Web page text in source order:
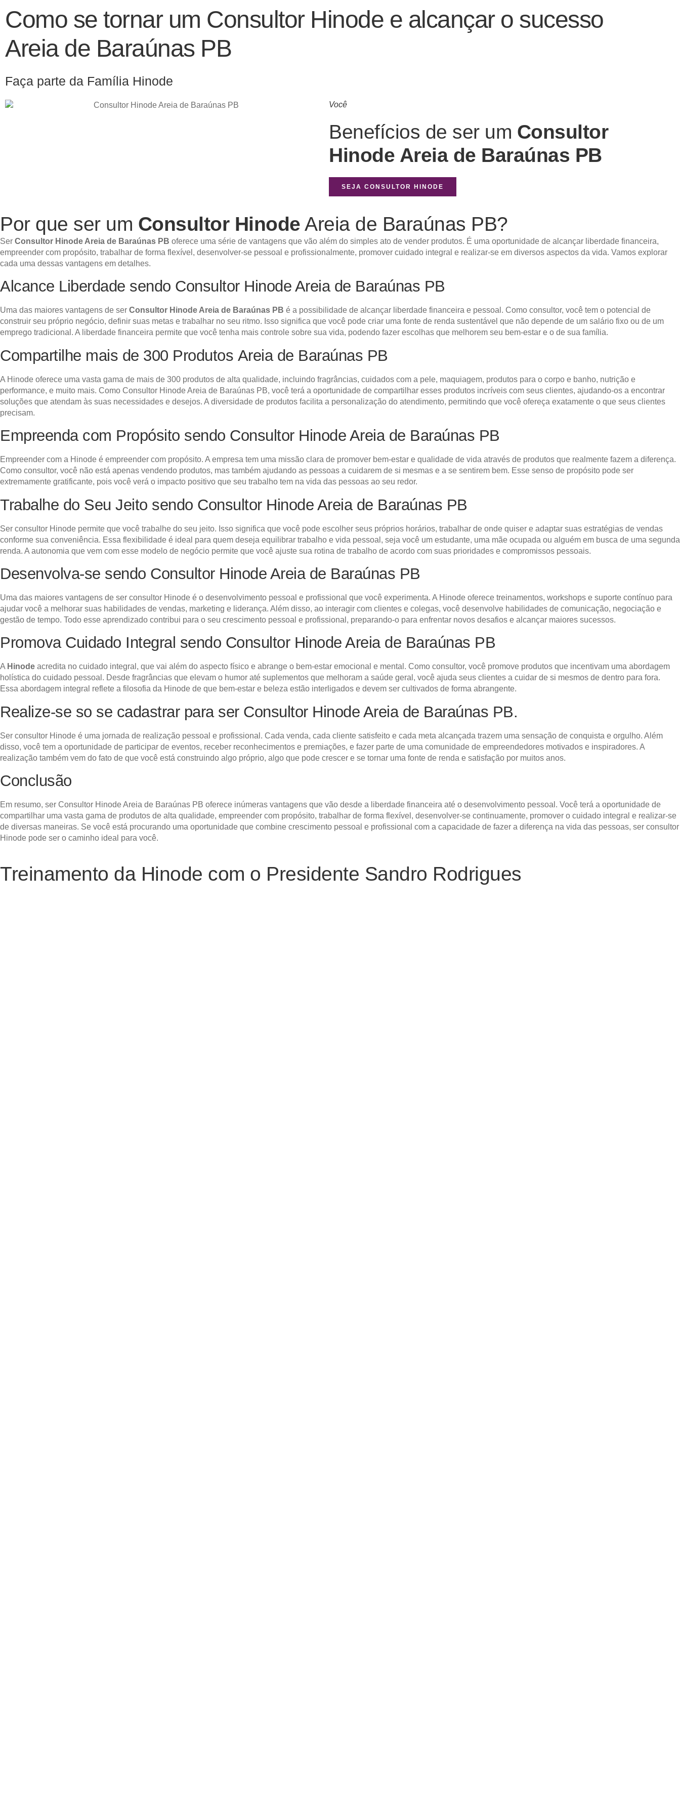
Como se tornar um Consultor Hinode e alcançar o sucesso
Areia de Baraúnas PB
Faça parte da Família Hinode
Você
Benefícios de ser um Consultor
Hinode Areia de Baraúnas PB
SEJA CONSULTOR HINODE
Por que ser um Consultor Hinode Areia de Baraúnas PB?
Ser Consultor Hinode Areia de Baraúnas PB oferece uma série de vantagens que vão além do simples ato de vender produtos. É uma oportunidade de alcançar liberdade financeira,
empreender com propósito, trabalhar de forma flexível, desenvolver-se pessoal e profissionalmente, promover cuidado integral e realizar-se em diversos aspectos da vida. Vamos explorar
cada uma dessas vantagens em detalhes.
Alcance Liberdade sendo Consultor Hinode Areia de Baraúnas PB
Uma das maiores vantagens de ser Consultor Hinode Areia de Baraúnas PB é a possibilidade de alcançar liberdade financeira e pessoal. Como consultor, você tem o potencial de
construir seu próprio negócio, definir suas metas e trabalhar no seu ritmo. Isso significa que você pode criar uma fonte de renda sustentável que não depende de um salário fixo ou de um
emprego tradicional. A liberdade financeira permite que você tenha mais controle sobre sua vida, podendo fazer escolhas que melhorem seu bem-estar e o de sua família.
Compartilhe mais de 300 Produtos Areia de Baraúnas PB
A Hinode oferece uma vasta gama de mais de 300 produtos de alta qualidade, incluindo fragrâncias, cuidados com a pele, maquiagem, produtos para o corpo e banho, nutrição e
performance, e muito mais. Como Consultor Hinode Areia de Baraúnas PB, você terá a oportunidade de compartilhar esses produtos incríveis com seus clientes, ajudando-os a encontrar
soluções que atendam às suas necessidades e desejos. A diversidade de produtos facilita a personalização do atendimento, permitindo que você ofereça exatamente o que seus clientes
precisam.
Empreenda com Propósito sendo Consultor Hinode Areia de Baraúnas PB
Empreender com a Hinode é empreender com propósito. A empresa tem uma missão clara de promover bem-estar e qualidade de vida através de produtos que realmente fazem a diferença.
Como consultor, você não está apenas vendendo produtos, mas também ajudando as pessoas a cuidarem de si mesmas e a se sentirem bem. Esse senso de propósito pode ser
extremamente gratificante, pois você verá o impacto positivo que seu trabalho tem na vida das pessoas ao seu redor.
Trabalhe do Seu Jeito sendo Consultor Hinode Areia de Baraúnas PB
Ser consultor Hinode permite que você trabalhe do seu jeito. Isso significa que você pode escolher seus próprios horários, trabalhar de onde quiser e adaptar suas estratégias de vendas
conforme sua conveniência. Essa flexibilidade é ideal para quem deseja equilibrar trabalho e vida pessoal, seja você um estudante, uma mãe ocupada ou alguém em busca de uma segunda
renda. A autonomia que vem com esse modelo de negócio permite que você ajuste sua rotina de trabalho de acordo com suas prioridades e compromissos pessoais.
Desenvolva-se sendo Consultor Hinode Areia de Baraúnas PB
Uma das maiores vantagens de ser consultor Hinode é o desenvolvimento pessoal e profissional que você experimenta. A Hinode oferece treinamentos, workshops e suporte contínuo para
ajudar você a melhorar suas habilidades de vendas, marketing e liderança. Além disso, ao interagir com clientes e colegas, você desenvolve habilidades de comunicação, negociação e
gestão de tempo. Todo esse aprendizado contribui para o seu crescimento pessoal e profissional, preparando-o para enfrentar novos desafios e alcançar maiores sucessos.
Promova Cuidado Integral sendo Consultor Hinode Areia de Baraúnas PB
A Hinode acredita no cuidado integral, que vai além do aspecto físico e abrange o bem-estar emocional e mental. Como consultor, você promove produtos que incentivam uma abordagem
holística do cuidado pessoal. Desde fragrâncias que elevam o humor até suplementos que melhoram a saúde geral, você ajuda seus clientes a cuidar de si mesmos de dentro para fora.
Essa abordagem integral reflete a filosofia da Hinode de que bem-estar e beleza estão interligados e devem ser cultivados de forma abrangente.
Realize-se so se cadastrar para ser Consultor Hinode Areia de Baraúnas PB.
Ser consultor Hinode é uma jornada de realização pessoal e profissional. Cada venda, cada cliente satisfeito e cada meta alcançada trazem uma sensação de conquista e orgulho. Além
disso, você tem a oportunidade de participar de eventos, receber reconhecimentos e premiações, e fazer parte de uma comunidade de empreendedores motivados e inspiradores. A
realização também vem do fato de que você está construindo algo próprio, algo que pode crescer e se tornar uma fonte de renda e satisfação por muitos anos.
Conclusão
Em resumo, ser Consultor Hinode Areia de Baraúnas PB oferece inúmeras vantagens que vão desde a liberdade financeira até o desenvolvimento pessoal. Você terá a oportunidade de
compartilhar uma vasta gama de produtos de alta qualidade, empreender com propósito, trabalhar de forma flexível, desenvolver-se continuamente, promover o cuidado integral e realizar-se
de diversas maneiras. Se você está procurando uma oportunidade que combine crescimento pessoal e profissional com a capacidade de fazer a diferença na vida das pessoas, ser consultor
Hinode pode ser o caminho ideal para você.
Treinamento da Hinode com o Presidente Sandro Rodrigues